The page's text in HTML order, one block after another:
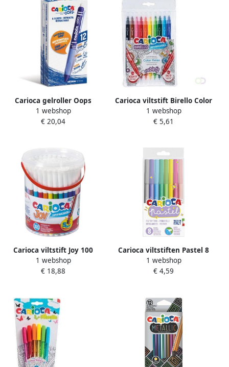
Carioca gelroller Oops
medium uitwisbaar doos
van 12 stuks blauw
1 webshop
€ 20,04
Carioca viltstift Birello Color
Relax etui met 10 stuks
1 webshop
€ 5,61
Carioca viltstift Joy 100
stiften in een plastic pot
1 webshop
€ 18,88
Carioca viltstiften Pastel 8
stiften in blister
1 webshop
€ 4,59